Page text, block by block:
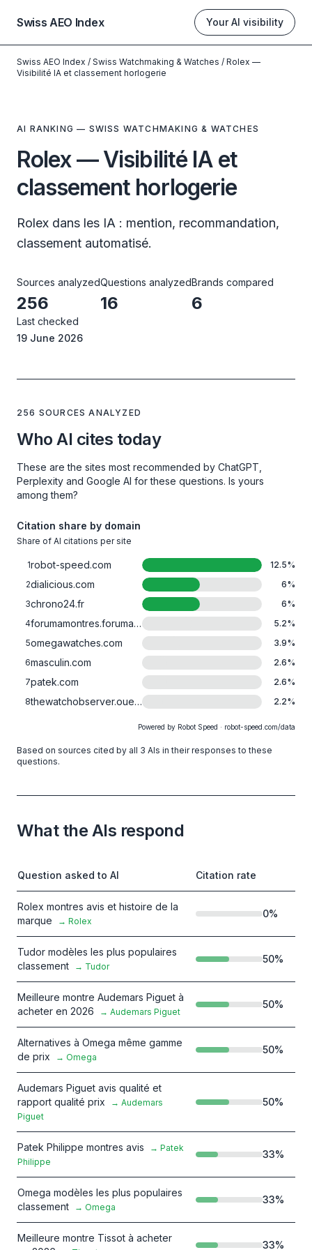
Swiss AEO Index Your AI visibility
Swiss AEO Index / Swiss Watchmaking & Watches / Rolex —
Visibilité IA et classement horlogerie
AI RANKING — SWISS WATCHMAKING & WATCHES
Rolex — Visibilité IA et
classement horlogerie
Rolex dans les IA : mention, recommandation,
classement automatisé.
Sources analyzed
256
Questions analyzed
16
Brands compared
6
Last checked
19 June 2026
256 SOURCES ANALYZED
Who AI cites today
These are the sites most recommended by ChatGPT,
Perplexity and Google AI for these questions. Is yours
among them?
Citation share by domain
Share of AI citations per site
1robot-speed.com 12.5%
2dialicious.com 6%
3chrono24.fr 6%
4
forumamontres.forumactif.com 5.2%
5omegawatches.com 3.9%
6masculin.com 2.6%
7patek.com 2.6%
8
thewatchobserver.ouest-france.fr 2.2%
Powered by Robot Speed · robot-speed.com/data
Based on sources cited by all 3 AIs in their responses to these
questions.
What the AIs respond
Question asked to AI Citation rate
Rolex montres avis et histoire de la
marque
→ Rolex
0%
Tudor modèles les plus populaires
classement
→ Tudor
50%
Meilleure montre Audemars Piguet à
acheter en 2026
→ Audemars Piguet
50%
Alternatives à Omega même gamme
de prix
→ Omega
50%
Audemars Piguet avis qualité et
rapport qualité prix
→ Audemars
Piguet
50%
Patek Philippe montres avis → Patek
Philippe
33%
Omega modèles les plus populaires
classement
→ Omega
33%
Meilleure montre Tissot à acheter
33%